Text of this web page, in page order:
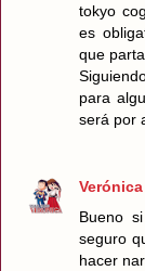
tokyo
es
que
para
será por
Verónica
Bueno
seguro
hacer